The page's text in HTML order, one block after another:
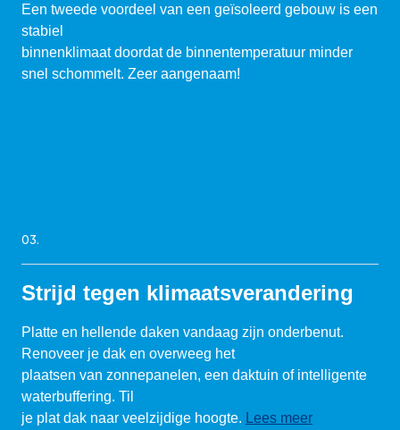
Een tweede voordeel van een geïsoleerd gebouw is een
stabiel
binnenklimaat doordat de binnentemperatuur minder
snel schommelt. Zeer aangenaam!
03.
Strijd tegen klimaatsverandering
Platte en hellende daken vandaag zijn onderbenut.
Renoveer je dak en overweeg het
plaatsen van zonnepanelen, een daktuin of intelligente
waterbuffering. Til
je plat dak naar veelzijdige hoogte.
Lees meer